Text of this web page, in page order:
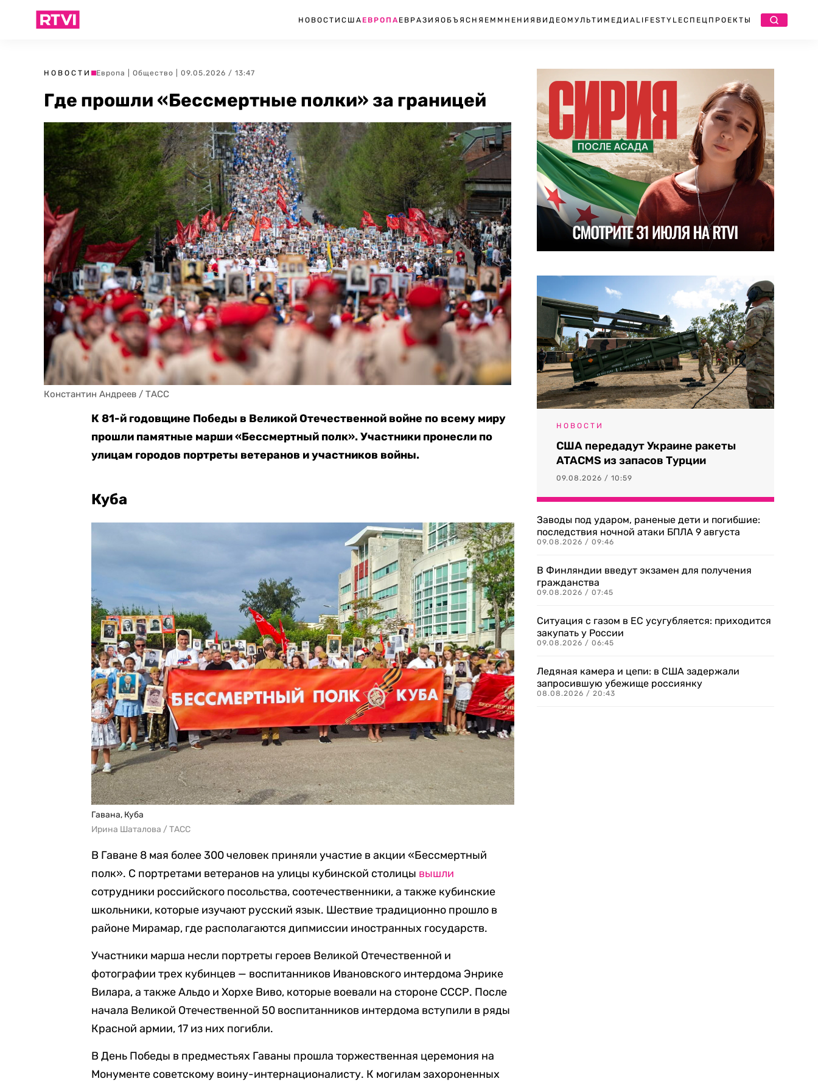
НОВОСТИ США ЕВРОПА ЕВРАЗИЯ ОБЪЯСНЯЕМ МНЕНИЯ ВИДЕО МУЛЬТИМЕДИА LIFESTYLEСПЕЦПРОЕКТЫ
НОВОСТИ Европа Общество | 09.05.2026 / 13:47
Где прошли «Бессмертные полки» за границей
Константин Андреев / ТАСС
К 81-й годовщине Победы в Великой Отечественной войне по всему миру
прошли памятные марши «Бессмертный полк». Участники пронесли по
улицам городов портреты ветеранов и участников войны.
Куба
Гавана, Куба
Ирина Шаталова / ТАСС
В Гаване 8 мая более 300 человек приняли участие в акции «Бессмертный
полк». С портретами ветеранов на улицы кубинской столицы вышли
сотрудники российского посольства, соотечественники, а также кубинские
школьники, которые изучают русский язык. Шествие традиционно прошло в
районе Мирамар, где располагаются дипмиссии иностранных государств.
Участники марша несли портреты героев Великой Отечественной и
фотографии трех кубинцев — воспитанников Ивановского интердома Энрике
Вилара, а также Альдо и Хорхе Виво, которые воевали на стороне СССР. После
начала Великой Отечественной 50 воспитанников интердома вступили в ряды
Красной армии, 17 из них погибли.
В День Победы в предместьях Гаваны прошла торжественная церемония на
Монументе советскому воину-интернационалисту. К могилам захороненных
НОВОСТИ
США передадут Украине ракеты
ATACMS из запасов Турции
09.08.2026 / 10:59
Заводы под ударом, раненые дети и погибшие:
последствия ночной атаки БПЛА 9 августа
09.08.2026 / 09:46
В Финляндии введут экзамен для получения
гражданства
09.08.2026 / 07:45
Ситуация с газом в ЕС усугубляется: приходится
закупать у России
09.08.2026 / 06:45
Ледяная камера и цепи: в США задержали
запросившую убежище россиянку
08.08.2026 / 20:43